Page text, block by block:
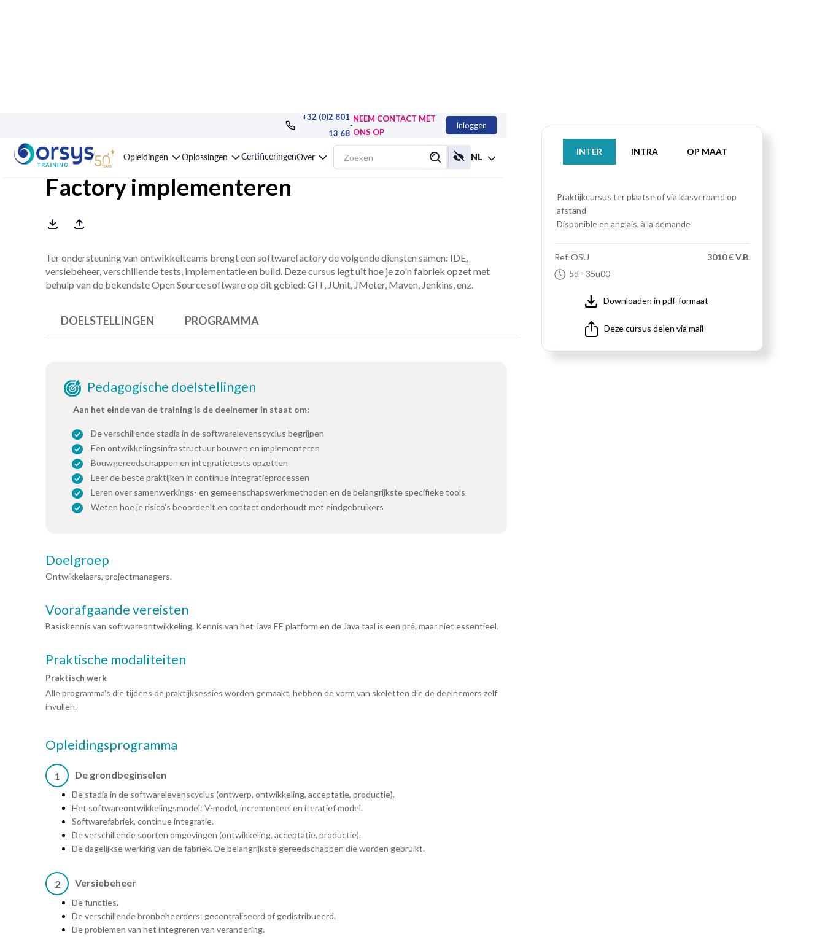
+32 (0)2 801
13 68
-
NEEM CONTACT MET
ONS OP
Inloggen
Opleidingen Oplossingen CertificeringenOver NL
Opleiding : Open Source, de Software
Factory implementeren
INTER INTRA OP MAAT
Praktijkcursus ter plaatse of via klasverband op
afstand
Disponible en anglais, à la demande
Ref. OSU
5d - 35u00
3010 € V.B.
Downloaden in pdf-formaat
Deze cursus delen via mail
Ter ondersteuning van ontwikkelteams brengt een softwarefactory de volgende diensten samen: IDE,
versiebeheer, verschillende tests, implementatie en build. Deze cursus legt uit hoe je zo'n fabriek opzet met
behulp van de bekendste Open Source software op dit gebied: GIT, JUnit, JMeter, Maven, Jenkins, enz.
DOELSTELLINGEN PROGRAMMA
Pedagogische doelstellingen
Aan het einde van de training is de deelnemer in staat om:
De verschillende stadia in de softwarelevenscyclus begrijpen
Een ontwikkelingsinfrastructuur bouwen en implementeren
Bouwgereedschappen en integratietests opzetten
Leer de beste praktijken in continue integratieprocessen
Leren over samenwerkings- en gemeenschapswerkmethoden en de belangrijkste specifieke tools
Weten hoe je risico's beoordeelt en contact onderhoudt met eindgebruikers
Doelgroep
Ontwikkelaars, projectmanagers.
Voorafgaande vereisten
Basiskennis van softwareontwikkeling. Kennis van het Java EE platform en de Java taal is een pré, maar niet essentieel.
Praktische modaliteiten
Praktisch werk
Alle programma's die tijdens de praktijksessies worden gemaakt, hebben de vorm van skeletten die de deelnemers zelf
invullen.
Opleidingsprogramma
1 De grondbeginselen
De stadia in de softwarelevenscyclus (ontwerp, ontwikkeling, acceptatie, productie).
Het softwareontwikkelingsmodel: V-model, incrementeel en iteratief model.
Softwarefabriek, continue integratie.
De verschillende soorten omgevingen (ontwikkeling, acceptatie, productie).
De dagelijkse werking van de fabriek. De belangrijkste gereedschappen die worden gebruikt.
2 Versiebeheer
De functies.
De verschillende bronbeheerders: gecentraliseerd of gedistribueerd.
De problemen van het integreren van verandering.